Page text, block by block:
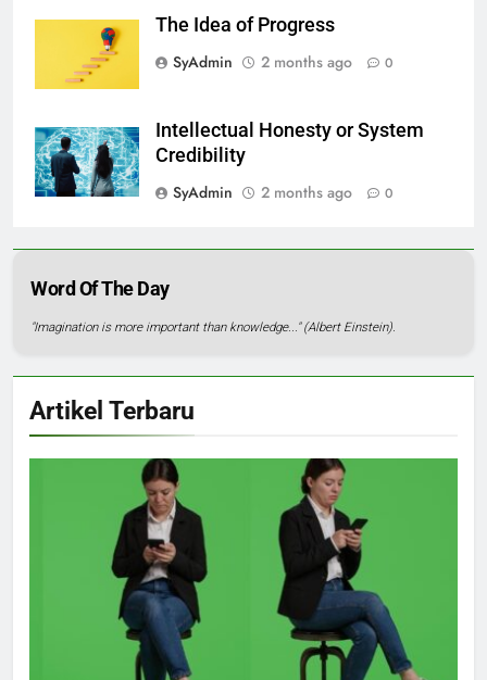
The Idea of Progress
SyAdmin
2 months ago 0
Intellectual Honesty or System
Credibility
SyAdmin
2 months ago 0
Word Of The Day
"Imagination is more important than knowledge..." (Albert Einstein).
Artikel Terbaru